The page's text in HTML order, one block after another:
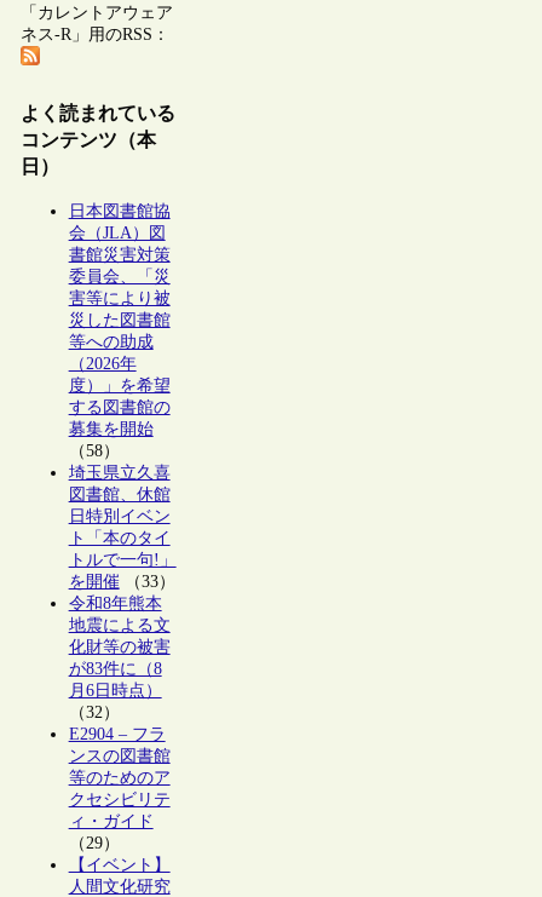
「カレントアウェア
ネス-R」用のRSS：
よく読まれている
コンテンツ（本
日）
日本図書館協
会（JLA）図
書館災害対策
委員会、「災
害等により被
災した図書館
等への助成
（2026年
度）」を希望
する図書館の
募集を開始
（58）
埼玉県立久喜
図書館、休館
日特別イベン
ト「本のタイ
トルで一句!」
を開催（33）
令和8年熊本
地震による文
化財等の被害
が83件に（8
月6日時点）
（32）
E2904 – フラ
ンスの図書館
等のためのア
クセシビリテ
ィ・ガイド
（29）
【イベント】
人間文化研究